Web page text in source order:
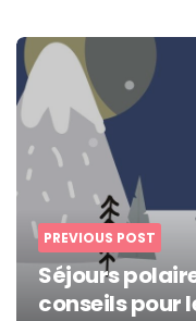
Post
navigation
PREVIOUS POST
Séjours
conseils pour